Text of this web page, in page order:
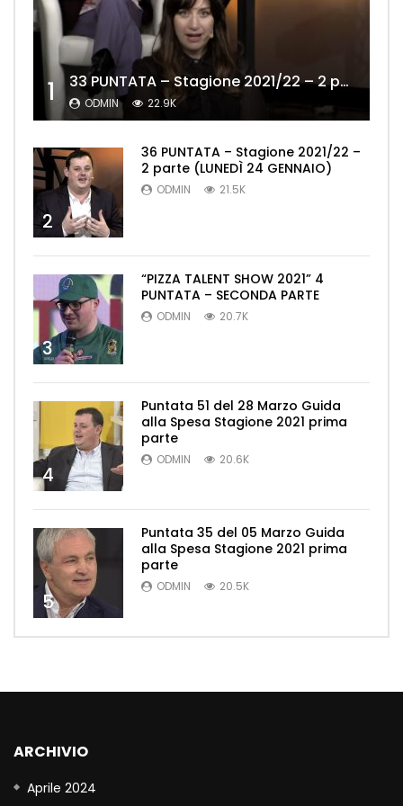
1 33 PUNTATA – Stagione 2021/22 – 2 parte (MERCOLEDÌ 19 GENNAIO)
ODMIN 22.9K
2
36 PUNTATA – Stagione 2021/22 –
2 parte (LUNEDÌ 24 GENNAIO)
ODMIN 21.5K
3
“PIZZA TALENT SHOW 2021” 4
PUNTATA – SECONDA PARTE
ODMIN 20.7K
4
Puntata 51 del 28 Marzo Guida
alla Spesa Stagione 2021 prima
parte
ODMIN 20.6K
5
Puntata 35 del 05 Marzo Guida
alla Spesa Stagione 2021 prima
parte
ODMIN 20.5K
ARCHIVIO
Aprile 2024